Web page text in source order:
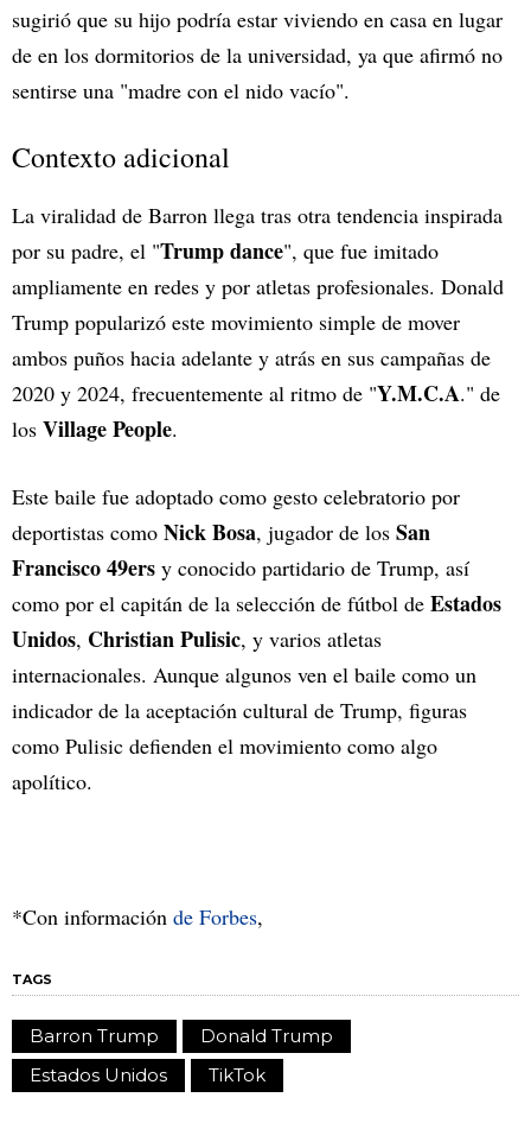
sugirió que su hijo podría estar viviendo en casa en lugar
de en los dormitorios de la universidad, ya que afirmó no
sentirse una "madre con el nido vacío".
Contexto adicional
La viralidad de Barron llega tras otra tendencia inspirada
por su padre, el "Trump dance", que fue imitado
ampliamente en redes y por atletas profesionales. Donald
Trump popularizó este movimiento simple de mover
ambos puños hacia adelante y atrás en sus campañas de
2020 y 2024, frecuentemente al ritmo de "Y.M.C.A." de
los Village People.
Este baile fue adoptado como gesto celebratorio por
deportistas como Nick Bosa, jugador de los San
Francisco 49ers y conocido partidario de Trump, así
como por el capitán de la selección de fútbol de Estados
Unidos, Christian Pulisic, y varios atletas
internacionales. Aunque algunos ven el baile como un
indicador de la aceptación cultural de Trump, figuras
como Pulisic defienden el movimiento como algo
apolítico.
*Con información de Forbes,
TAGS
Barron Trump
Donald Trump
Estados Unidos
TikTok